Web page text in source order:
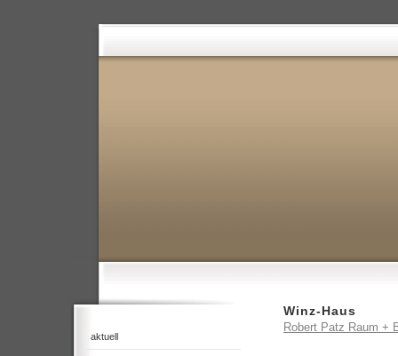
aktuell
Winz-Haus
Robert Patz Raum +